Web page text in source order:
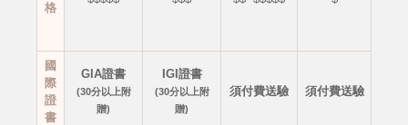
格
國
際
證
書
GIA證書
(30分以上附
贈)
IGI證書
(30分以上附
贈)
須付費送驗 須付費送驗